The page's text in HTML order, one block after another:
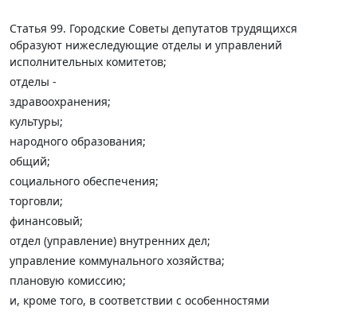
Статья 99. Городские Советы депутатов трудящихся
образуют нижеследующие отделы и управлений
исполнительных комитетов;
отделы -
здравоохранения;
культуры;
народного образования;
общий;
социального обеспечения;
торговли;
финансовый;
отдел (управление) внутренних дел;
управление коммунального хозяйства;
плановую комиссию;
и, кроме того, в соответствии с особенностями